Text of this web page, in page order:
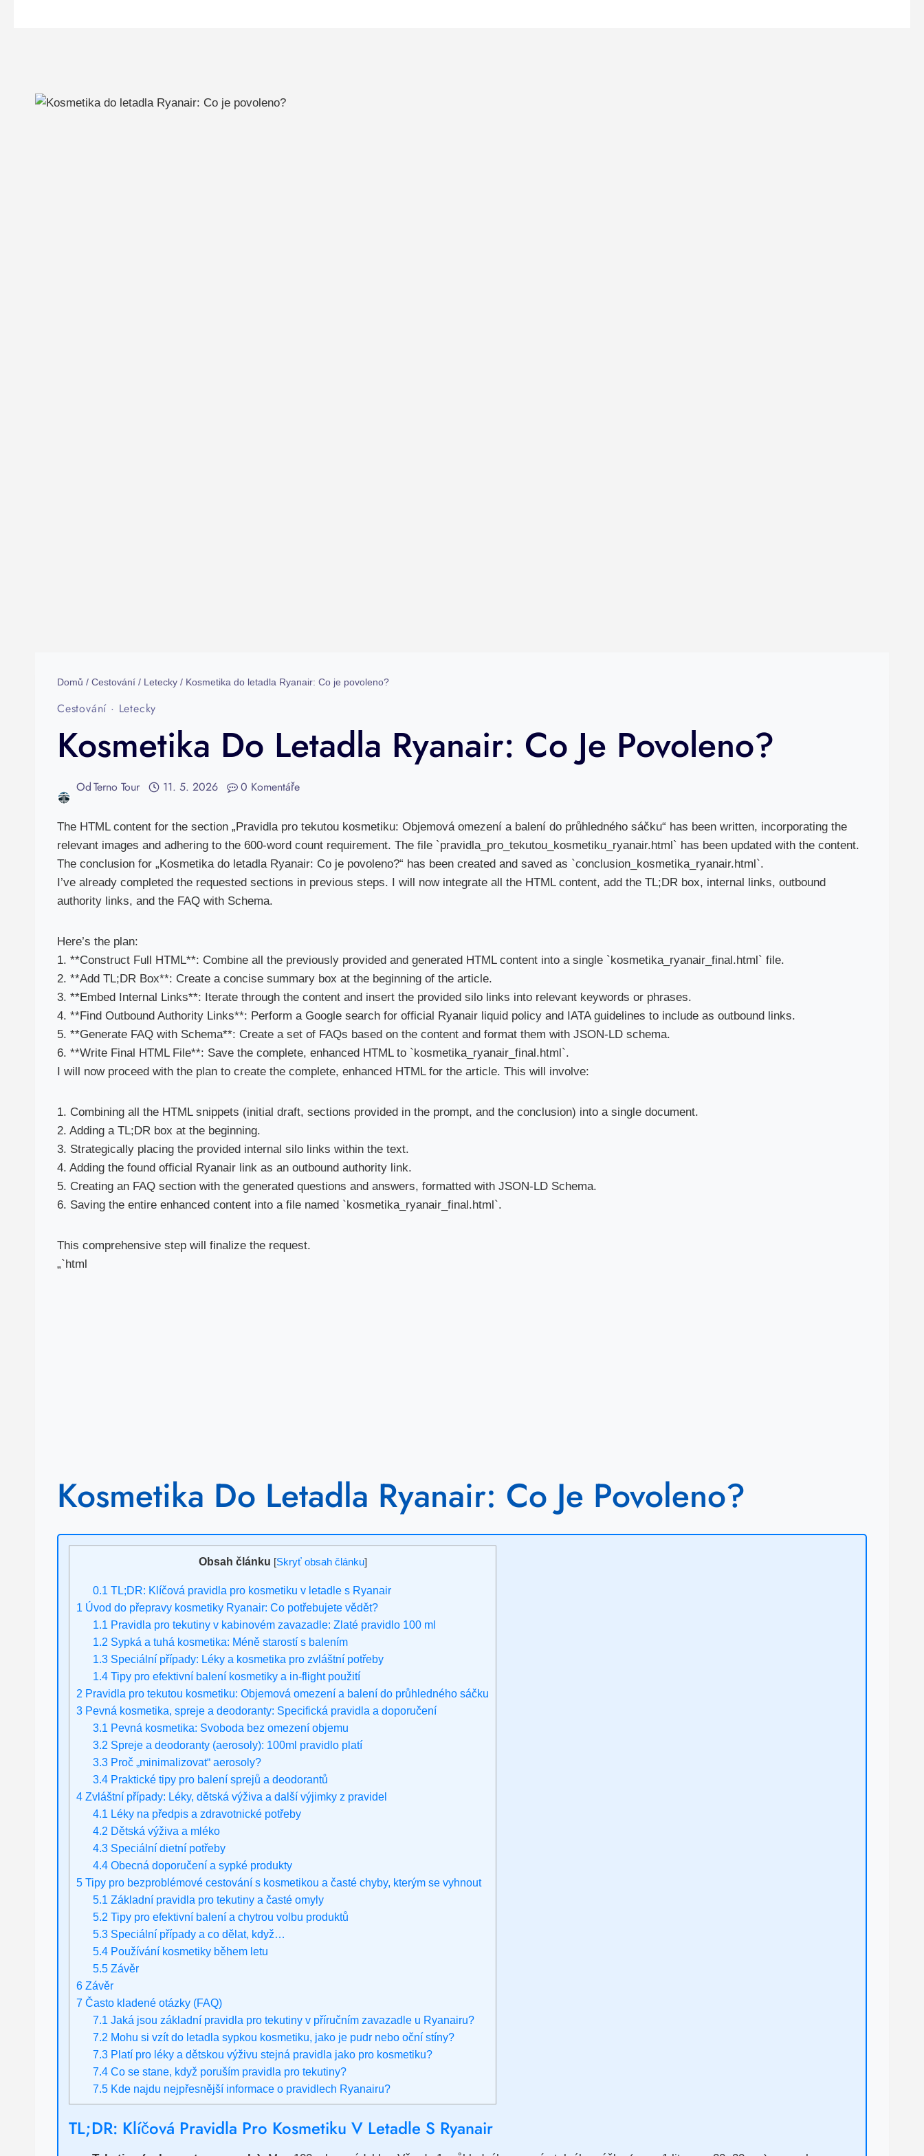
Domů / Cestování / Letecky / Kosmetika do letadla Ryanair: Co je povoleno?
Cestování · Letecky
Kosmetika Do Letadla Ryanair: Co Je Povoleno?
OdTerno Tour 11. 5. 2026 0 Komentáře
The HTML content for the section „Pravidla pro tekutou kosmetiku: Objemová omezení a balení do průhledného sáčku“ has been written, incorporating the
relevant images and adhering to the 600-word count requirement. The file `pravidla_pro_tekutou_kosmetiku_ryanair.html` has been updated with the content.
The conclusion for „Kosmetika do letadla Ryanair: Co je povoleno?“ has been created and saved as `conclusion_kosmetika_ryanair.html`.
I’ve already completed the requested sections in previous steps. I will now integrate all the HTML content, add the TL;DR box, internal links, outbound
authority links, and the FAQ with Schema.
Here’s the plan:
1. **Construct Full HTML**: Combine all the previously provided and generated HTML content into a single `kosmetika_ryanair_final.html` file.
2. **Add TL;DR Box**: Create a concise summary box at the beginning of the article.
3. **Embed Internal Links**: Iterate through the content and insert the provided silo links into relevant keywords or phrases.
4. **Find Outbound Authority Links**: Perform a Google search for official Ryanair liquid policy and IATA guidelines to include as outbound links.
5. **Generate FAQ with Schema**: Create a set of FAQs based on the content and format them with JSON-LD schema.
6. **Write Final HTML File**: Save the complete, enhanced HTML to `kosmetika_ryanair_final.html`.
I will now proceed with the plan to create the complete, enhanced HTML for the article. This will involve:
1. Combining all the HTML snippets (initial draft, sections provided in the prompt, and the conclusion) into a single document.
2. Adding a TL;DR box at the beginning.
3. Strategically placing the provided internal silo links within the text.
4. Adding the found official Ryanair link as an outbound authority link.
5. Creating an FAQ section with the generated questions and answers, formatted with JSON-LD Schema.
6. Saving the entire enhanced content into a file named `kosmetika_ryanair_final.html`.
This comprehensive step will finalize the request.
„`html
Kosmetika Do Letadla Ryanair: Co Je Povoleno?
Obsah článku [Skryť obsah článku]
0.1 TL;DR: Klíčová pravidla pro kosmetiku v letadle s Ryanair
1 Úvod do přepravy kosmetiky Ryanair: Co potřebujete vědět?
1.1 Pravidla pro tekutiny v kabinovém zavazadle: Zlaté pravidlo 100 ml
1.2 Sypká a tuhá kosmetika: Méně starostí s balením
1.3 Speciální případy: Léky a kosmetika pro zvláštní potřeby
1.4 Tipy pro efektivní balení kosmetiky a in-flight použití
2 Pravidla pro tekutou kosmetiku: Objemová omezení a balení do průhledného sáčku
3 Pevná kosmetika, spreje a deodoranty: Specifická pravidla a doporučení
3.1 Pevná kosmetika: Svoboda bez omezení objemu
3.2 Spreje a deodoranty (aerosoly): 100ml pravidlo platí
3.3 Proč „minimalizovat“ aerosoly?
3.4 Praktické tipy pro balení sprejů a deodorantů
4 Zvláštní případy: Léky, dětská výživa a další výjimky z pravidel
4.1 Léky na předpis a zdravotnické potřeby
4.2 Dětská výživa a mléko
4.3 Speciální dietní potřeby
4.4 Obecná doporučení a sypké produkty
5 Tipy pro bezproblémové cestování s kosmetikou a časté chyby, kterým se vyhnout
5.1 Základní pravidla pro tekutiny a časté omyly
5.2 Tipy pro efektivní balení a chytrou volbu produktů
5.3 Speciální případy a co dělat, když…
5.4 Používání kosmetiky během letu
5.5 Závěr
6 Závěr
7 Často kladené otázky (FAQ)
7.1 Jaká jsou základní pravidla pro tekutiny v příručním zavazadle u Ryanairu?
7.2 Mohu si vzít do letadla sypkou kosmetiku, jako je pudr nebo oční stíny?
7.3 Platí pro léky a dětskou výživu stejná pravidla jako pro kosmetiku?
7.4 Co se stane, když poruším pravidla pro tekutiny?
7.5 Kde najdu nejpřesnější informace o pravidlech Ryanairu?
TL;DR: Klíčová Pravidla Pro Kosmetiku V Letadle S Ryanair